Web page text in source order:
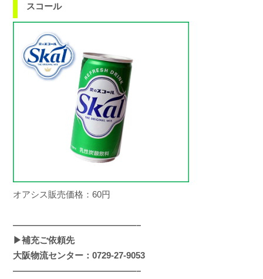
スコール
オアシス販売価格：60円
——————————————–
▶補充ご依頼先
大阪物流センター：0729-27‐9053
——————————————–